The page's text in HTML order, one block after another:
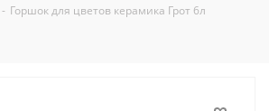
- Горшок для цветов керамика Грот 6л